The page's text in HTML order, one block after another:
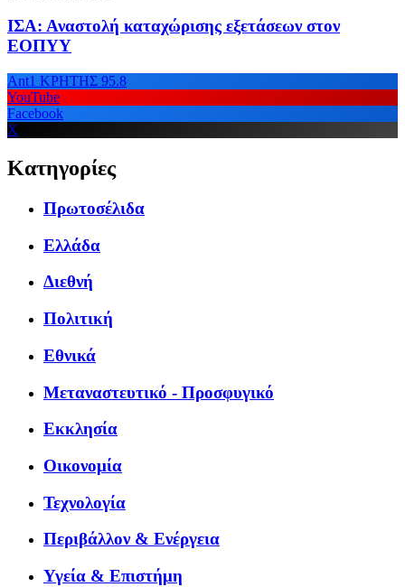
ΙΣΑ: Αναστολή καταχώρισης εξετάσεων στον
ΕΟΠΥΥ
Ant1 ΚΡΗΤΗΣ 95.8
YouTube
Facebook
X
Κατηγορίες
Πρωτοσέλιδα
Ελλάδα
Διεθνή
Πολιτική
Εθνικά
Μεταναστευτικό - Προσφυγικό
Εκκλησία
Οικονομία
Τεχνολογία
Περιβάλλον & Ενέργεια
Υγεία & Επιστήμη